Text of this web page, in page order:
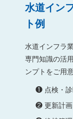
水道イン
ト例
水道インフラ
専門知識の活
ンプトをご用
❶ 点検・診
❷ 更新計画